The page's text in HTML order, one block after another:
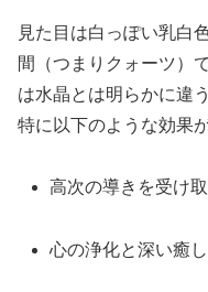
見た目は白っぽい乳白
間（つまりクォーツ）
は水晶とは明らかに違
特に以下のような効果
高次の導きを受け
心の浄化と深い癒し